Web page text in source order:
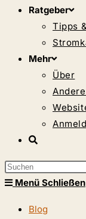
Ratgeber
Tipps
Mehr
Über
Website-
umschalten
Menü Schließen
Blog